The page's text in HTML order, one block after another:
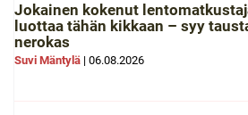
Jokainen kokenut
luottaa tähän kikkaan – syy
nerokas
Suvi Mäntylä | 06.08.2026